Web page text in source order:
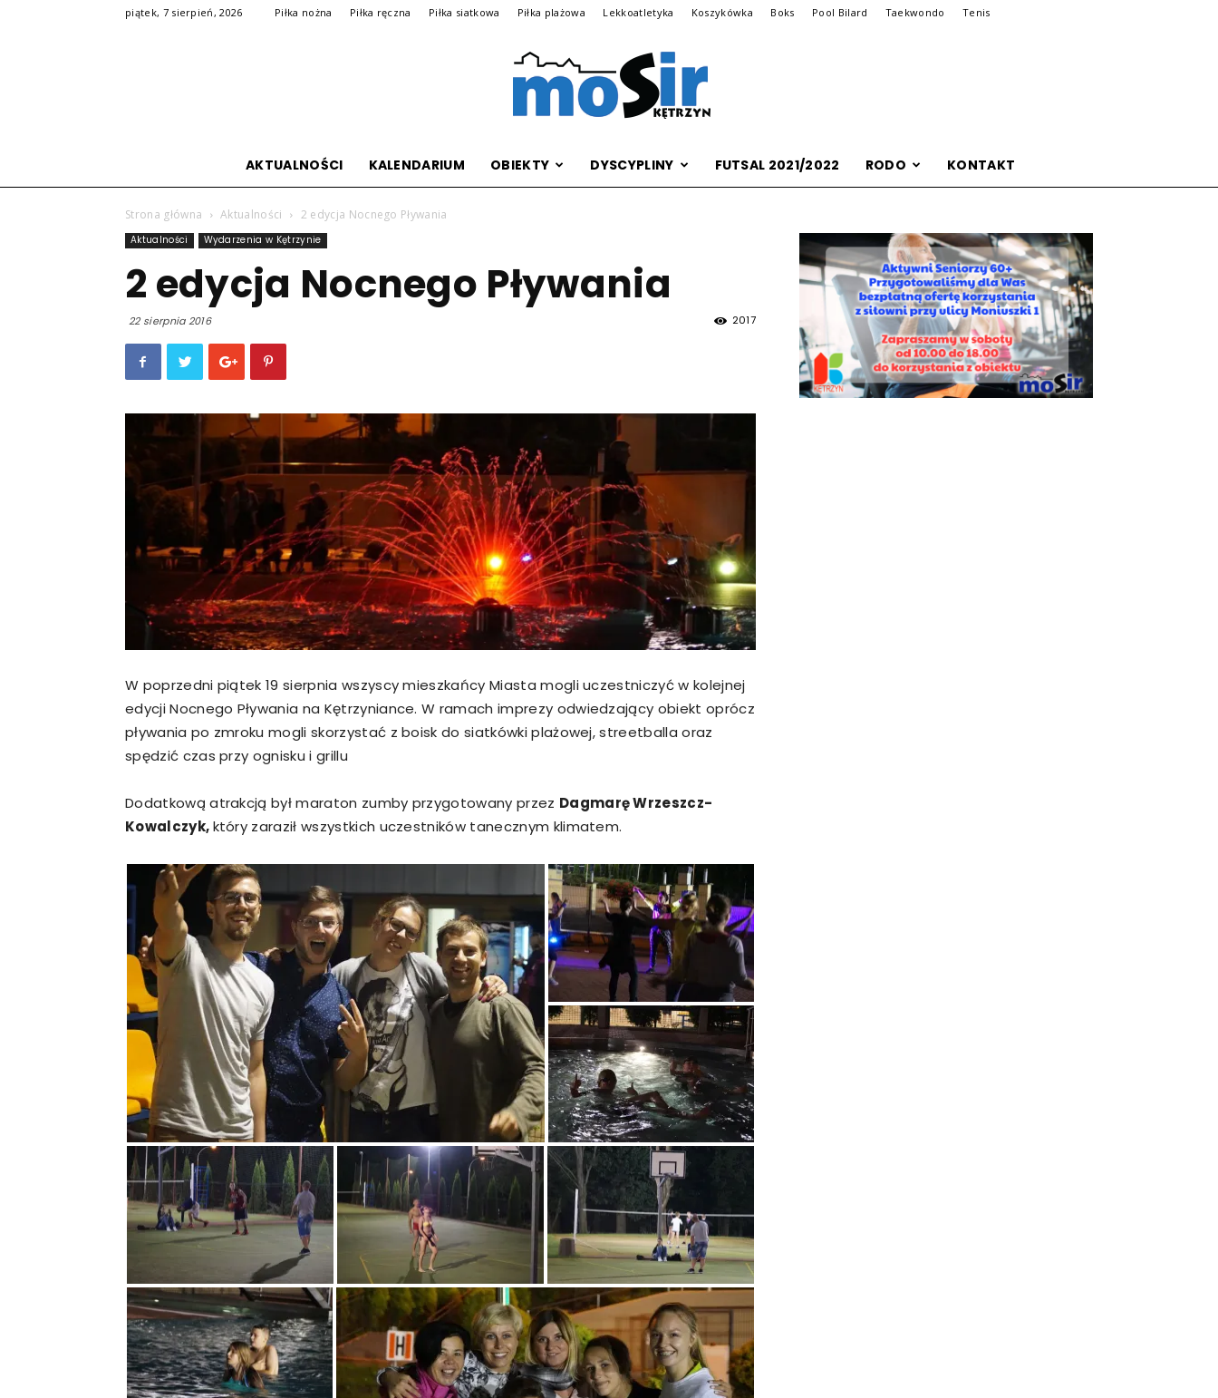
piątek, 7 sierpień, 2026 Piłka nożna Piłka ręczna Piłka siatkowa Piłka plażowa Lekkoatletyka Koszykówka Boks Pool Bilard Taekwondo Tenis
Archiwalna
wersja
strony
MOSiR
Kętrzyn
AKTUALNOŚCI KALENDARIUM OBIEKTY DYSCYPLINY FUTSAL 2021/2022 RODO KONTAKT
Strona główna Aktualności 2 edycja Nocnego Pływania
Aktualności Wydarzenia w Kętrzynie
2 edycja Nocnego Pływania
22 sierpnia 2016 2017
W poprzedni piątek 19 sierpnia wszyscy mieszkańcy Miasta mogli uczestniczyć w kolejnej
edycji Nocnego Pływania na Kętrzyniance. W ramach imprezy odwiedzający obiekt oprócz
pływania po zmroku mogli skorzystać z boisk do siatkówki plażowej, streetballa oraz
spędzić czas przy ognisku i grillu
Dodatkową atrakcją był maraton zumby przygotowany przez Dagmarę Wrzeszcz-
Kowalczyk,który zaraził wszystkich uczestników tanecznym klimatem.